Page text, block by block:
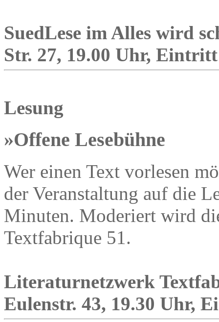
SuedLese im Alles wird
Str. 27, 19.00 Uhr,
Lesung
»Offene Lesebühne
Wer einen Text vorlesen
der Veranstaltung auf die
Minuten. Moderiert wird
Textfabrique 51.
Literaturnetzwerk
Eulenstr. 43, 19.30 Uhr,